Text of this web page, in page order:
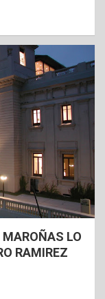
MAROÑAS LO
RAMIREZ